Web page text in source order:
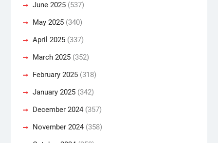
June 2025(537)
May 2025(340)
April 2025(337)
March 2025(352)
February 2025(318)
January 2025(342)
December 2024(357)
November 2024(358)